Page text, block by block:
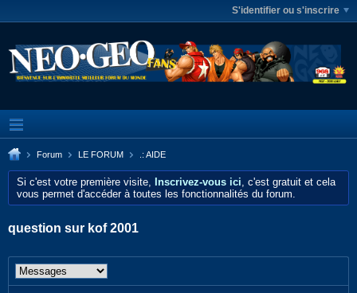
S'identifier ou s'inscrire
Forum LE FORUM .: AIDE
Si c'est votre première visite, Inscrivez-vous ici, c'est gratuit et cela
vous permet d'accéder à toutes les fonctionnalités du forum.
question sur kof 2001